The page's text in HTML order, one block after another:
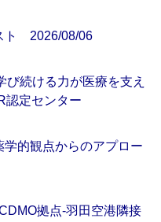
ト 2026/08/06
続ける力が医療を支え
定センター
的観点からのアプロー
拠点‐羽田空港隣接